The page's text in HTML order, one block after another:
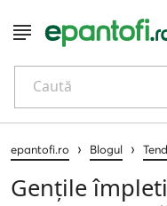
Caută
epantofi.ro › Blogul ›
Gențile